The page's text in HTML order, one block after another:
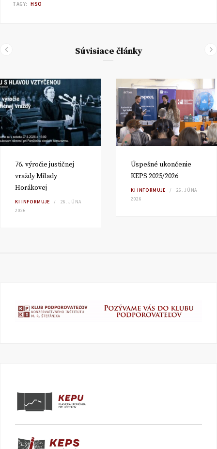
TAGY: HSO
Súvisiace články
76. výročie justičnej
vraždy Milady
Horákovej
KI INFORMUJE
26. JÚNA
2026
Úspešné ukončenie
KEPS 2025/2026
KI INFORMUJE
26. JÚNA
2026